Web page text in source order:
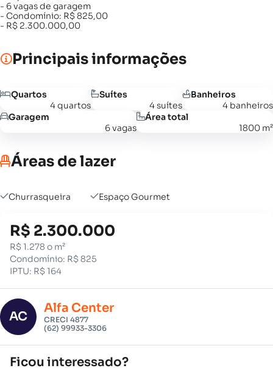
- 6 vagas de garagem
- Condomínio: R$ 825,00
- R$ 2.300.000,00
Principais informações
Quartos
4 quartos
Suítes
4 suítes
Banheiros
4 banheiros
Garagem
6 vagas
Área total
1800 m²
Áreas de lazer
Churrasqueira Espaço Gourmet
R$ 2.300.000
R$ 1.278 o m²
Condomínio: R$ 825
IPTU: R$ 164
AC
Alfa Center
CRECI 4877
(62) 99933-3306
Ficou interessado?